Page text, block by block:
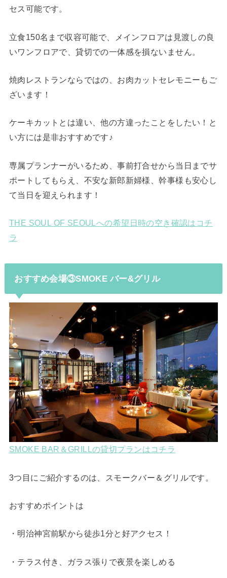
セス可能です。
立食150名まで収容可能で、メインフロアは見渡しの良
いワンフロアで、貸切での一体感を損ないません。
焼肉レストランならではの、お肉カットセレモニーもご
ざいます！
ケーキカットとは違い、他の方違ったことをしたい！と
い方には是非おすすめです♪
専属プランナーがいるため、事前打合せから当日までサ
ポートしてもらえ、不安な新郎新婦様、幹事様も安心し
て当日を迎えられます！
THE SOUL OF SEOULへの希望日時の空き確認はコチ
ラ
おすすめ会場③SMOKE バー&グリル
SMOKE BAR＆GRILLの貸切プランはコチラ
3つ目にご紹介するのは、スモークバー＆グリルです。
おすすめポイントは
・明治神宮前駅から徒歩1分と好アクセス！
・テラス付き、ガラス張りで夜景を楽しめる